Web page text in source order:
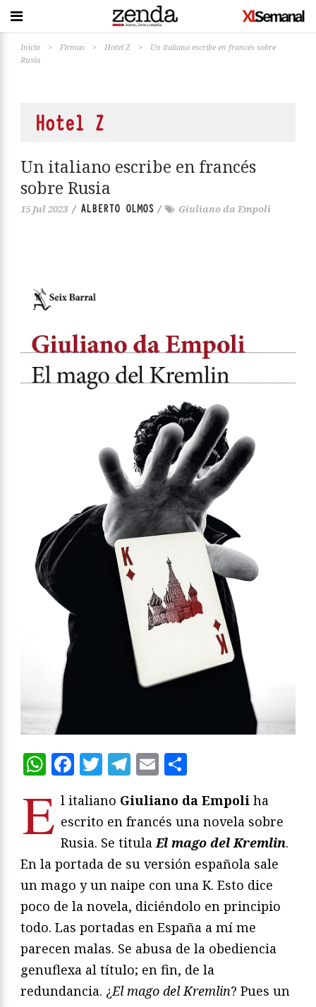
Inicio > Firmas > Hotel Z >
Un italiano escribe en francés sobre
Rusia
Hotel Z
Un italiano escribe en francés
sobre Rusia
15 Jul 2023 / ALBERTO OLMOS / Giuliano da Empoli
WhatsApp
Facebook
Twitter
Telegram
Email
E l italiano Giuliano da Empoli ha
escrito en francés una novela sobre
Rusia. Se titulaEl mago del Kremlin.
En la portada de su versión española sale
un mago y un naipe con una K. Esto dice
poco de la novela, diciéndolo en principio
todo. Las portadas en España a mí me
parecen malas. Se abusa de la obediencia
genuflexa al título; en fin, de la
redundancia. ¿El mago del Kremlin? Pues un